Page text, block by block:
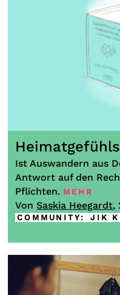
Ist Auswandern aus
Antwort auf den
Pflichten. MEHR
Von Saskia Heegardt,
COMMUNITY : JIK